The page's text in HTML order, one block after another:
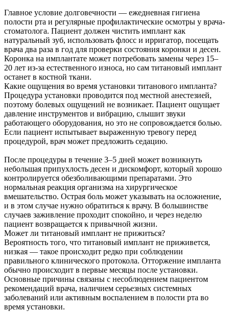
Главное условие долговечности — ежедневная гигиена
полости рта и регулярные профилактические осмотры у врача-
стоматолога. Пациент должен чистить имплант как
натуральный зуб, использовать флосс и ирригатор, посещать
врача два раза в год для проверки состояния коронки и десен.
Коронка на имплантате может потребовать замены через 15–
20 лет из-за естественного износа, но сам титановый имплант
останет в костной ткани.
Какие ощущения во время установки титанового импланта?
Процедура установки проводится под местной анестезией,
поэтому болевых ощущений не возникает. Пациент ощущает
давление инструментов и вибрацию, слышит звуки
работающего оборудования, но это не сопровождается болью.
Если пациент испытывает выраженную тревогу перед
процедурой, врач может предложить седацию.
После процедуры в течение 3–5 дней может возникнуть
небольшая припухлость десен и дискомфорт, который хорошо
контролируется обезболивающими препаратами. Это
нормальная реакция организма на хирургическое
вмешательство. Острая боль может указывать на осложнение,
и в этом случае нужно обратиться к врачу. В большинстве
случаев заживление проходит спокойно, и через неделю
пациент возвращается к привычной жизни.
Может ли титановый имплант не прижиться?
Вероятность того, что титановый имплант не приживется,
низкая — такое происходит редко при соблюдении
правильного клинического протокола. Отторжение импланта
обычно происходит в первые месяцы после установки.
Основные причины связаны с несоблюдением пациентом
рекомендаций врача, наличием серьезных системных
заболеваний или активным воспалением в полости рта во
время установки.